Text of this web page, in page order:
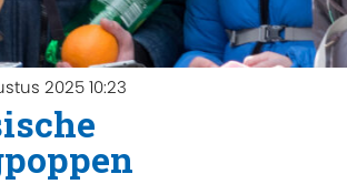
2025 10:23